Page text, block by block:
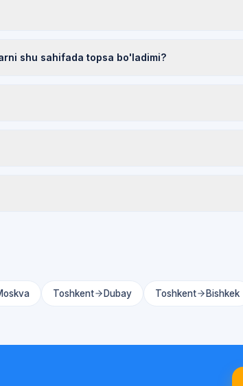
shu sahifada topsa bo'ladimi?
Toshkent Dubay Toshkent Bishkek